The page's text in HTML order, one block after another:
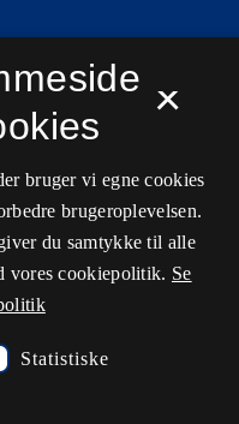
×
bruger vi egne cookies
brugeroplevelsen.
du samtykke til alle
vores cookiepolitik. Se
Statistiske